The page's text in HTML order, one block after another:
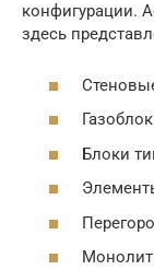
конфигурации.
здесь
Блоки